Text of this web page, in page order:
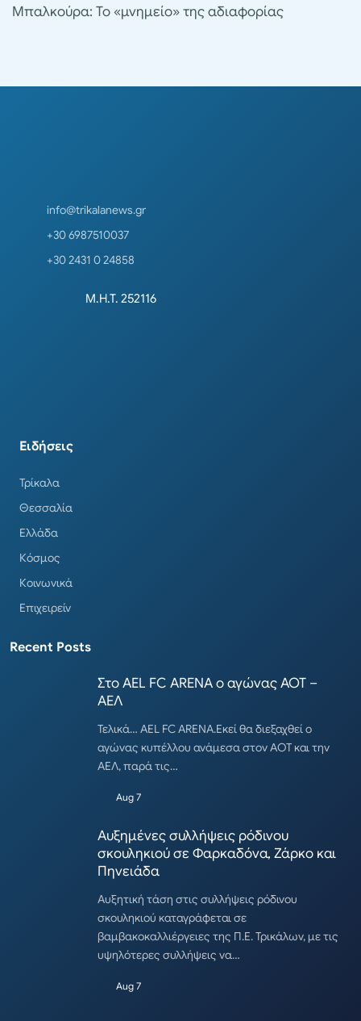
Μπαλκούρα: Το «μνημείο» της αδιαφορίας
info@trikalanews.gr
+30 6987510037
+30 2431 0 24858
Μ.Η.Τ. 252116
Ειδήσεις
Τρίκαλα
Θεσσαλία
Ελλάδα
Κόσμος
Κοινωνικά
Επιχειρείν
Recent Posts
Στο AEL FC ARENA ο αγώνας ΑΟΤ –
ΑΕΛ
Τελικά… AEL FC ARENA.Εκεί θα διεξαχθεί ο
αγώνας κυπέλλου ανάμεσα στον ΑΟΤ και την
ΑΕΛ, παρά τις…
Aug 7
Αυξημένες συλλήψεις ρόδινου
σκουληκιού σε Φαρκαδόνα, Ζάρκο και
Πηνειάδα
Αυξητική τάση στις συλλήψεις ρόδινου
σκουληκιού καταγράφεται σε
βαμβακοκαλλιέργειες της Π.Ε. Τρικάλων, με τις
υψηλότερες συλλήψεις να…
Aug 7